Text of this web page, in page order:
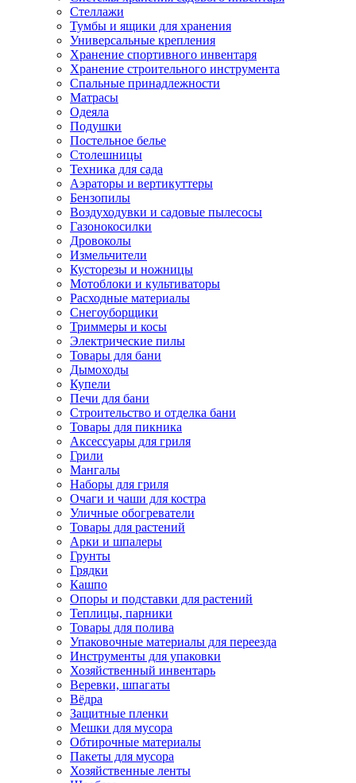
Стеллажи
Тумбы и ящики для хранения
Универсальные крепления
Хранение спортивного инвентаря
Хранение строительного инструмента
Спальные принадлежности
Матрасы
Одеяла
Подушки
Постельное белье
Столешницы
Техника для сада
Аэраторы и вертикуттеры
Бензопилы
Воздуходувки и садовые пылесосы
Газонокосилки
Дровоколы
Измельчители
Кусторезы и ножницы
Мотоблоки и культиваторы
Расходные материалы
Снегоуборщики
Триммеры и косы
Электрические пилы
Товары для бани
Дымоходы
Купели
Печи для бани
Строительство и отделка бани
Товары для пикника
Аксессуары для гриля
Грили
Мангалы
Наборы для гриля
Очаги и чаши для костра
Уличные обогреватели
Товары для растений
Арки и шпалеры
Грунты
Грядки
Кашпо
Опоры и подставки для растений
Теплицы, парники
Товары для полива
Упаковочные материалы для переезда
Инструменты для упаковки
Хозяйственный инвентарь
Веревки, шпагаты
Вёдра
Защитные пленки
Мешки для мусора
Обтирочные материалы
Пакеты для мусора
Хозяйственные ленты